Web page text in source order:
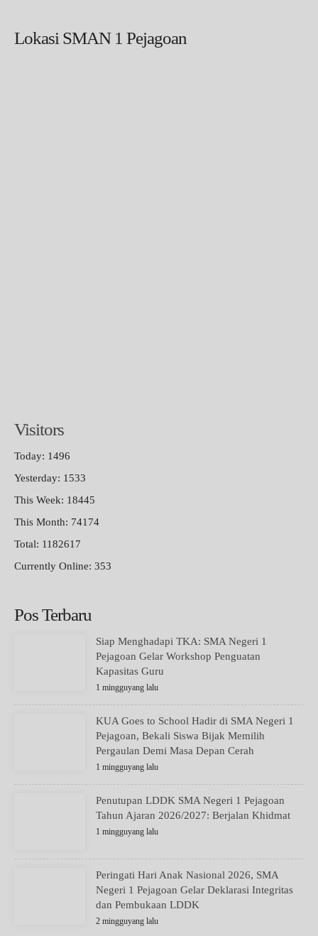
Lokasi SMAN 1 Pejagoan
Visitors
Today: 1496
Yesterday: 1533
This Week: 18445
This Month: 74174
Total: 1182617
Currently Online: 353
Pos Terbaru
Siap Menghadapi TKA: SMA Negeri 1
Pejagoan Gelar Workshop Penguatan
Kapasitas Guru
1 mingguyang lalu
KUA Goes to School Hadir di SMA Negeri 1
Pejagoan, Bekali Siswa Bijak Memilih
Pergaulan Demi Masa Depan Cerah
1 mingguyang lalu
Penutupan LDDK SMA Negeri 1 Pejagoan
Tahun Ajaran 2026/2027: Berjalan Khidmat
1 mingguyang lalu
Peringati Hari Anak Nasional 2026, SMA
Negeri 1 Pejagoan Gelar Deklarasi Integritas
dan Pembukaan LDDK
2 mingguyang lalu